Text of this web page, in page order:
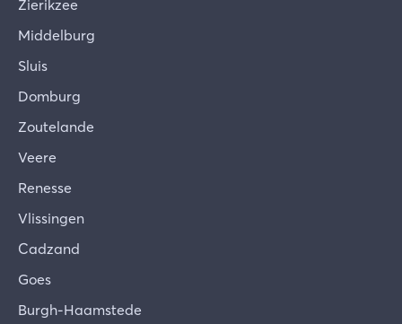
zorg schoongemaakt, gecontroleerd en voorzien
van bedlinnen, handdoeken en een keukenpakket,
extra's. Mocht je desondanks constateren dat er
iets ontbreekt of niet in orde is, geef dit dan direct
na je aankomst door, zodat we dit voor je kunnen
Verschuiven van het meubilair
en ziel en naar persoonlijke smaak ingericht.
Samen hopen we dat je je welkom en comfortabel
vooral geen meubels te verplaatsen. De volgende
Zierikzee
Middelburg
Sluis
Domburg
Zoutelande
Veere
Renesse
Vlissingen
Cadzand
Goes
Burgh-Haamstede